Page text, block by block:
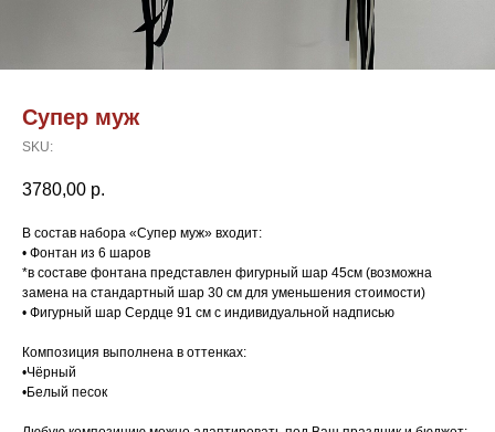
Супер муж
SKU:
3780,00 р.
В состав набора «Супер муж» входит:
• Фонтан из 6 шаров
*в составе фонтана представлен фигурный шар 45см (возможна
замена на стандартный шар 30 см для уменьшения стоимости)
• Фигурный шар Сердце 91 см с индивидуальной надписью
Композиция выполнена в оттенках:
•Чёрный
•Белый песок